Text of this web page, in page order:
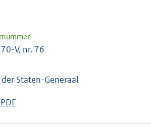
V, nr. 76
Staten-Generaal